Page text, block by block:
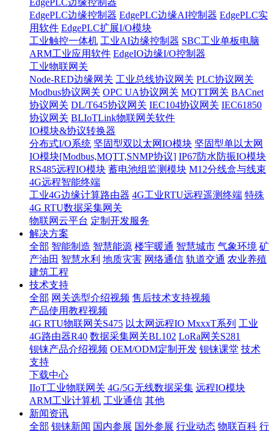
EdgePLC边缘控制器
EdgePLC边缘控制器 EdgePLC边缘AI控制器 EdgePLC实
用软件 EdgePLC扩展I/O模块
工业触控一体机 工业AI边缘控制器 SBC工业单板电脑
ARM工业应用软件 EdgeIO边缘I/O控制器
工业物联网关
Node-RED边缘网关 工业总线协议网关 PLC协议网关
Modbus协议网关 OPC UA协议网关 MQTT网关 BACnet
协议网关 DL/T645协议网关 IEC104协议网关 IEC61850
协议网关 BLIoTLink物联网关软件
IO模块&协议转换器
分布式I/O系统 坚固型双以太网IO模块 坚固型单以太网
IO模块[Modbus,MQTT,SNMP协议] IP67防水防振IO模块
RS485远程IO模块 蓄电池组监测模块 M12分线盒与线束
4G远程智能终端
工业4G边缘计算路由器 4G工业RTU远程遥测终端 特殊
4G RTU数据采集网关
物联网云平台 定制开发服务
解决方案
全部 智能制造 智慧能源 楼宇暖通 智慧城市 气象环境 矿
产油田 智慧水利 地质灾害 网络通信 轨道交通 农业养殖
建筑工程
技术支持
全部 网关选型介绍视频 售后技术支持视频
产品使用教程视频
4G RTU物联网关S475 以太网远程IO MxxxT系列 工业
4G路由器R40 数据采集网关BL102 LoRa网关S281
钡铼产品介绍视频 OEM/ODM定制开发 钡铼课堂 技术
支持
下载中心
IIoT工业物联网关 4G/5G无线数据采集 远程IO模块
ARM工业计算机 工业通信 其他
新闻资讯
全部 钡铼新闻 国内参展 国外参展 行业动态 物联百科 行